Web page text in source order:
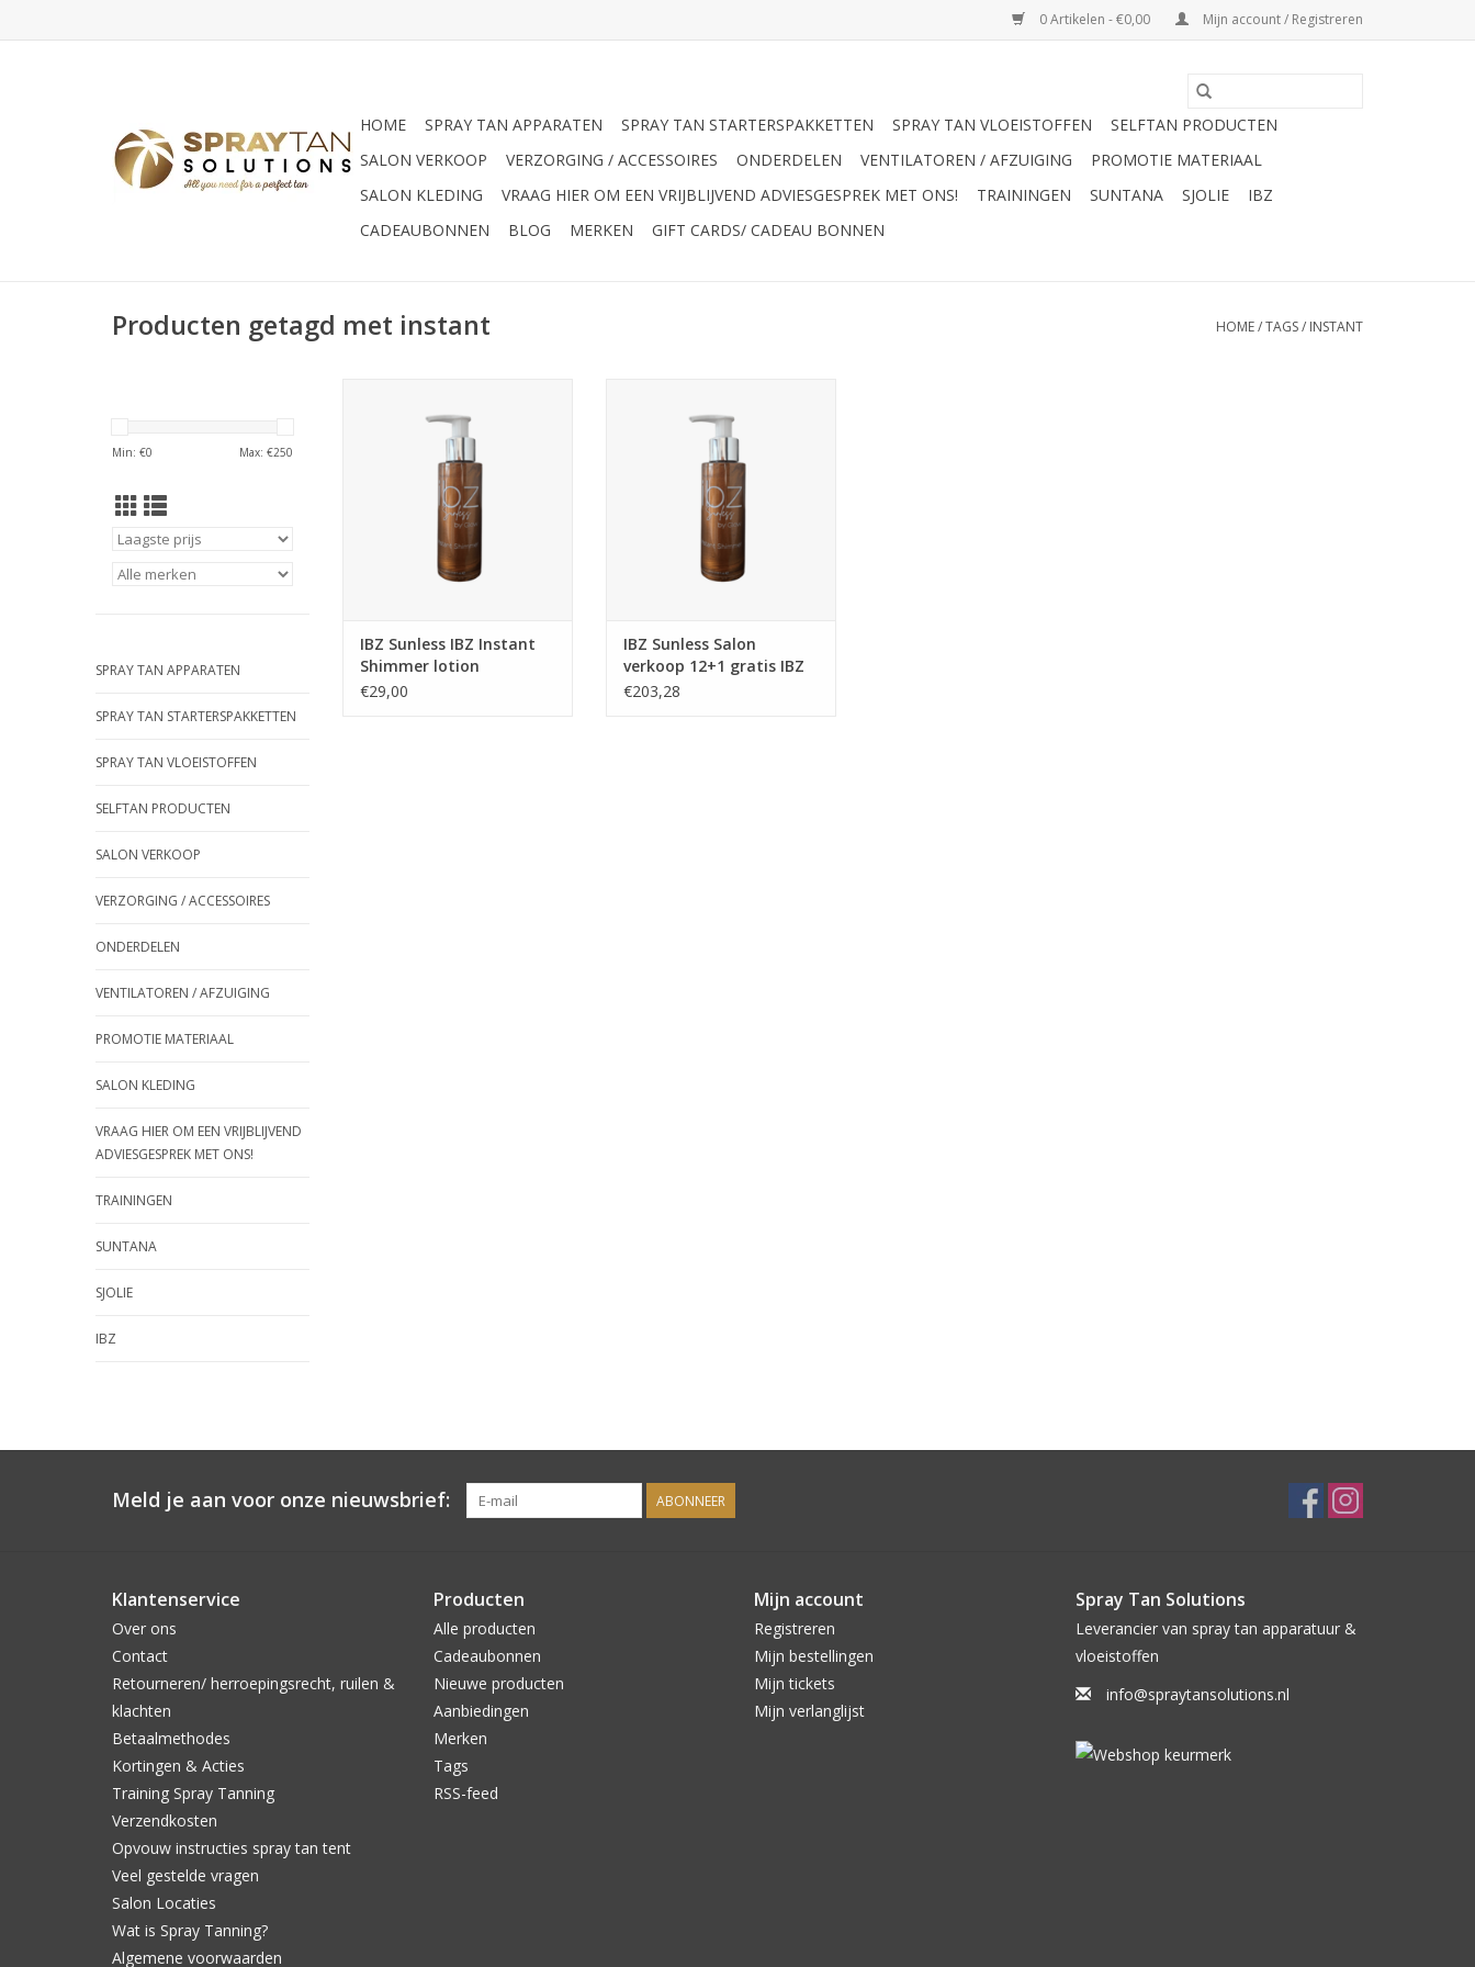
0 Artikelen - €0,00 Mijn account / Registreren
HOME SPRAY TAN APPARATEN SPRAY TAN STARTERSPAKKETTEN SPRAY TAN VLOEISTOFFEN
SELFTAN PRODUCTEN
SALON VERKOOP
VERZORGING / ACCESSOIRES ONDERDELEN VENTILATOREN / AFZUIGING
PROMOTIE MATERIAAL
SALON KLEDING
VRAAG HIER OM EEN VRIJBLIJVEND ADVIESGESPREK MET ONS! TRAININGEN SUNTANA SJOLIE
IBZ
CADEAUBONNEN
BLOG MERKEN GIFT CARDS/ CADEAU BONNEN
Producten getagd met instant HOME/TAGS/ INSTANT
Min: €0 Max: €250
SPRAY TAN APPARATEN
SPRAY TAN STARTERSPAKKETTEN
SPRAY TAN VLOEISTOFFEN
SELFTAN PRODUCTEN
SALON VERKOOP
VERZORGING / ACCESSOIRES
ONDERDELEN
VENTILATOREN / AFZUIGING
PROMOTIE MATERIAAL
SALON KLEDING
VRAAG HIER OM EEN VRIJBLIJVEND
ADVIESGESPREK MET ONS!
TRAININGEN
SUNTANA
SJOLIE
IBZ
lotion
TOEVOEGEN AAN WINKELWAGEN
IBZ Sunless IBZ Instant
Shimmer lotion
€29,00
TOEVOEGEN AAN WINKELWAGEN
IBZ Sunless Salon
verkoop 12+1 gratis IBZ
Instant Shimmer lotion
€203,28
Meld je aan voor onze nieuwsbrief: ABONNEER
Klantenservice
Over ons
Contact
Retourneren/ herroepingsrecht, ruilen &
klachten
Betaalmethodes
Kortingen & Acties
Training Spray Tanning
Verzendkosten
Opvouw instructies spray tan tent
Veel gestelde vragen
Salon Locaties
Wat is Spray Tanning?
Algemene voorwaarden
Producten
Alle producten
Cadeaubonnen
Nieuwe producten
Aanbiedingen
Merken
Tags
RSS-feed
Mijn account
Registreren
Mijn bestellingen
Mijn tickets
Mijn verlanglijst
Spray Tan Solutions
Leverancier van spray tan apparatuur &
vloeistoffen
info@spraytansolutions.nl